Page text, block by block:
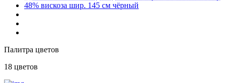
Палитра цветов
18 цветов